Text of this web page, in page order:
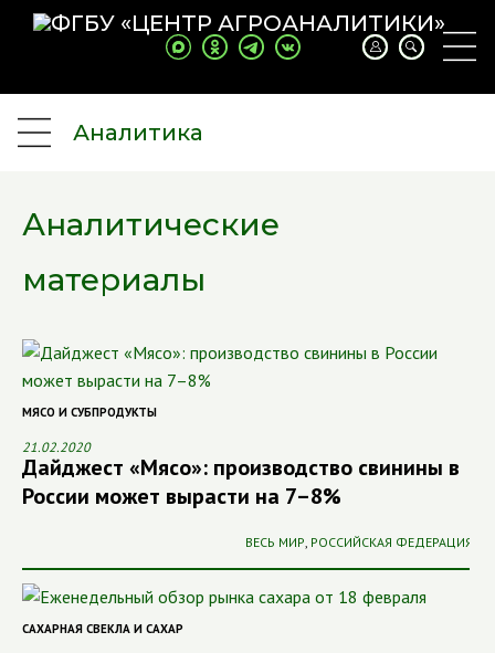
Аналитика
Аналитические
материалы
МЯСО И СУБПРОДУКТЫ
21.02.2020
Дайджест «Мясо»: производство свинины в
России может вырасти на 7–8%
ВЕСЬ МИР, РОССИЙСКАЯ ФЕДЕРАЦИЯ
САХАРНАЯ СВЕКЛА И САХАР